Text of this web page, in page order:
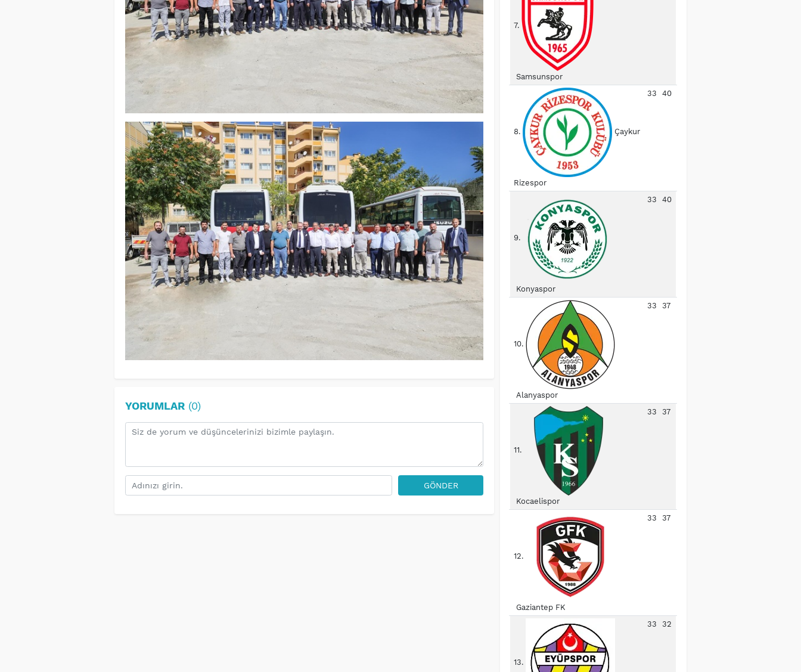
YORUMLAR(0)
GÖNDER
7.
Samsunspor
8. Çaykur
Rizespor
33 40
9.
Konyaspor
33 40
10.
Alanyaspor
33 37
11.
Kocaelispor
33 37
12.
Gaziantep FK
33 37
13.
33 32